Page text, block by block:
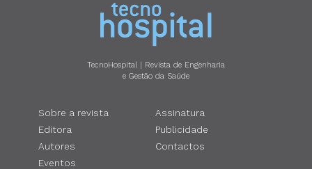
TecnoHospital | Revista de Engenharia
e Gestão da Saúde
Sobre a revista
Editora
Autores
Eventos
Assinatura
Publicidade
Contactos